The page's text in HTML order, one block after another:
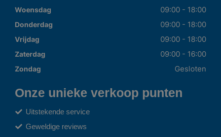
Woensdag 09:00 - 18:00
Donderdag 09:00 - 18:00
Vrijdag 09:00 - 18:00
Zaterdag 09:00 - 16:00
Zondag Gesloten
Onze unieke verkoop punten
Uitstekende service
Geweldige reviews